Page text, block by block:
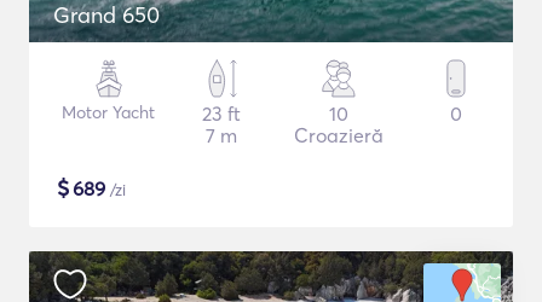
Grand 650
Motor Yacht
23 ft
7 m
10
Croazieră
0
$689 /zi